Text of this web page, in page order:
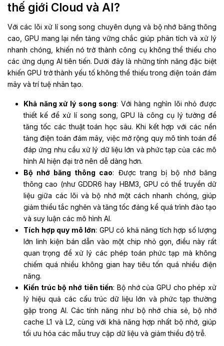
thế giới Cloud và AI?
Với các lõi xử lí song song chuyên dụng và bộ nhớ băng thông
cao, GPU mang lại nền tảng vững chắc giúp phân tích và xử lý
nhanh chóng, khiến nó trở thành công cụ không thể thiếu cho
các ứng dụng AI tiên tiến. Dưới đây là những tính năng đặc biệt
khiến GPU trở thành yếu tố không thể thiếu trong điện toán đám
mây và trí tuệ nhân tạo.
Khả năng xử lý song song: Với hàng nghìn lõi nhỏ được
thiết kế để xử lí song song, GPU là công cụ lý tưởng để
tăng tốc các thuật toán học sâu. Khi kết hợp với các nền
tảng điện toán đám mây, việc mở rộng quy mô tính toán để
đáp ứng nhu cầu xử lý dữ liệu lớn và phức tạp của các mô
hình AI hiện đại trở nên dễ dàng hơn.
Bộ nhớ băng thông cao: Được trang bị bộ nhớ băng
thông cao (như GDDR6 hay HBM3, GPU có thể truyền dữ
liệu giữa các lõi và bộ nhớ một cách nhanh chóng, giúp
giảm thiểu tắc nghẽn và tăng tốc đáng kể quá trình đào tạo
và suy luận các mô hình AI.
Tích hợp quy mô lớn: GPU có khả năng tích hợp số lượng
lớn linh kiện bán dẫn vào một chip nhỏ gọn, điều này rất
quan trọng để xử lý các phép toán phức tạp mà không
chiếm quá nhiều không gian hay tiêu tốn quá nhiều điện
năng.
Kiến trúc bộ nhớ tiên tiến: Bộ nhớ của GPU cho phép xử
lý hiệu quả các cấu trúc dữ liệu lớn và phức tạp thường
gặp trong AI. Các tính năng như bộ nhớ chia sẻ, bộ nhớ
cache L1 và L2, cùng với khả năng hợp nhất bộ nhớ, giúp
tối ưu hóa các mẫu truy cập dữ liệu và giảm thiểu độ trễ.